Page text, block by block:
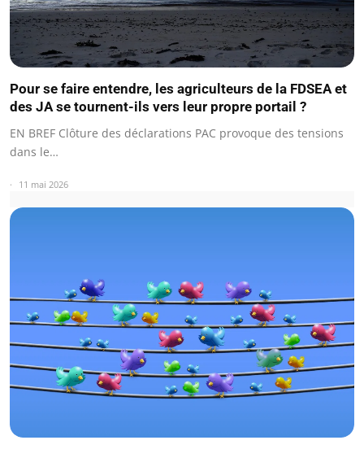
Pour se faire entendre, les agriculteurs de la FDSEA et
des JA se tournent-ils vers leur propre portail ?
EN BREF Clôture des déclarations PAC provoque des tensions
dans le…
11 mai 2026